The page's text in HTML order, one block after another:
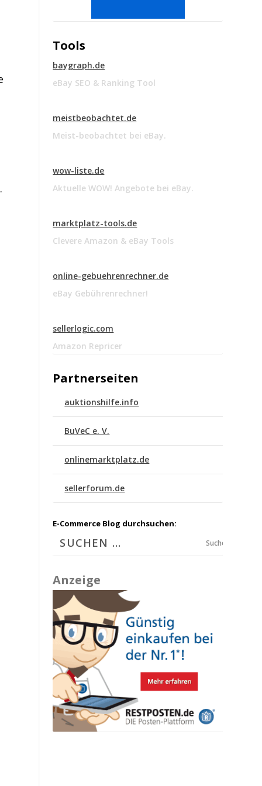
Tools
baygraph.de
eBay SEO & Ranking Tool
meistbeobachtet.de
Meist-beobachtet bei eBay.
wow-liste.de
Aktuelle WOW! Angebote bei eBay.
marktplatz-tools.de
Clevere Amazon & eBay Tools
online-gebuehrenrechner.de
eBay Gebührenrechner!
sellerlogic.com
Amazon Repricer
Partnerseiten
auktionshilfe.info
BuVeC e. V.
onlinemarktplatz.de
sellerforum.de
E-Commerce Blog durchsuchen:
Suchen
Anzeige